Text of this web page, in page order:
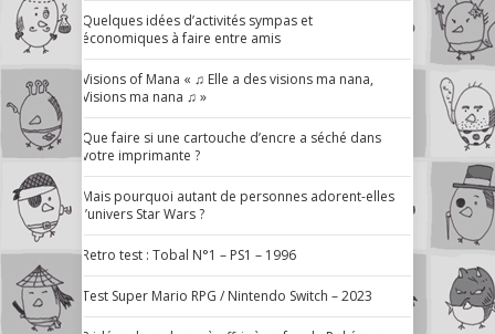
Quelques idées d’activités sympas et
économiques à faire entre amis
Visions of Mana « ♫ Elle a des visions ma nana,
Visions ma nana ♫ »
Que faire si une cartouche d’encre a séché dans
votre imprimante ?
Mais pourquoi autant de personnes adorent-elles
l’univers Star Wars ?
Retro test : Tobal N°1 – PS1 – 1996
Test Super Mario RPG / Nintendo Switch – 2023